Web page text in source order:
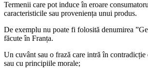
Termenii care pot induce în eroare
caracteristicile sau proveniența unui produs.
De exemplu nu poate fi folosită denumirea
făcute în Franța.
Un cuvânt sau o frază care intră în
sau cu principiile morale;